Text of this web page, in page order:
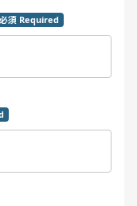
必須 Required